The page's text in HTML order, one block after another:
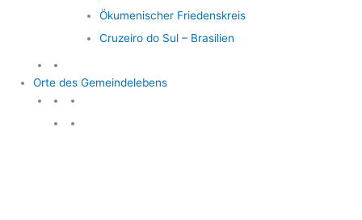
Ökumenischer Friedenskreis
Cruzeiro do Sul – Brasilien
Orte des Gemeindelebens